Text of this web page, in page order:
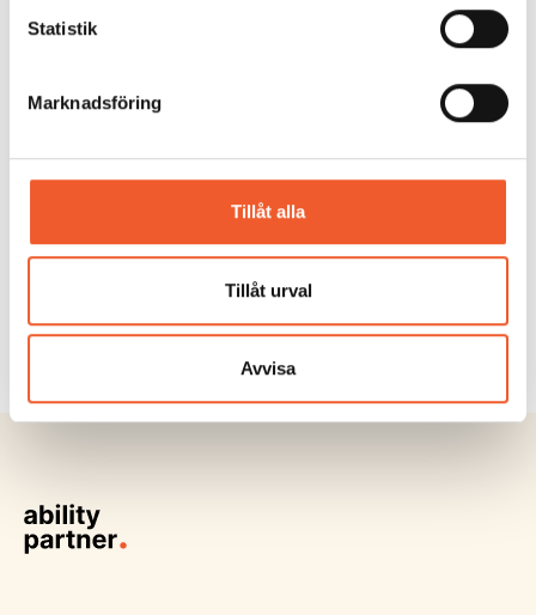
Statistik
Marknadsföring
Tillåt alla
Tillåt urval
Avvisa
Otillåten påverkan i offentlig sektor
Skapa beredskap, stötta medarbetare och
stärk skyddet för personal och verksamhet...
Läs mer